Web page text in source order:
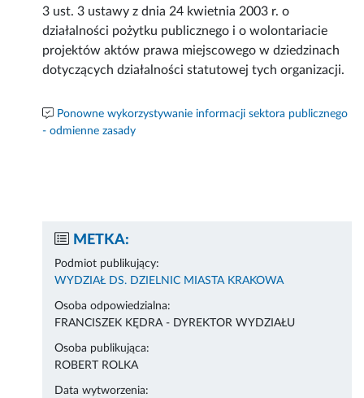
3 ust. 3 ustawy z dnia 24 kwietnia 2003 r. o
działalności pożytku publicznego i o wolontariacie
projektów aktów prawa miejscowego w dziedzinach
dotyczących działalności statutowej tych organizacji.
Ponowne wykorzystywanie informacji sektora publicznego
- odmienne zasady
METKA:
Podmiot publikujący:
WYDZIAŁ DS. DZIELNIC MIASTA KRAKOWA
Osoba odpowiedzialna:
FRANCISZEK KĘDRA - DYREKTOR WYDZIAŁU
Osoba publikująca:
ROBERT ROLKA
Data wytworzenia: